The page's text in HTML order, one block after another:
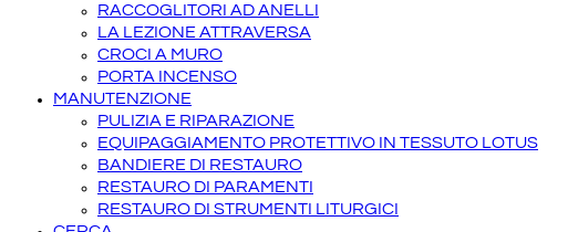
RACCOGLITORI AD ANELLI
LA LEZIONE ATTRAVERSA
CROCI A MURO
PORTA INCENSO
MANUTENZIONE
PULIZIA E RIPARAZIONE
EQUIPAGGIAMENTO PROTETTIVO IN TESSUTO LOTUS
BANDIERE DI RESTAURO
RESTAURO DI PARAMENTI
RESTAURO DI STRUMENTI LITURGICI